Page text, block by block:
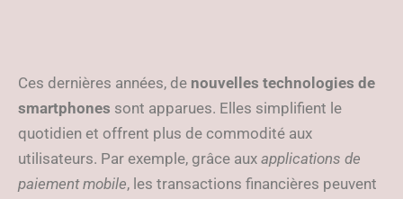
Ces dernières années, de nouvelles technologies de
smartphones sont apparues. Elles simplifient le
quotidien et offrent plus de commodité aux
utilisateurs. Par exemple, grâce aux applications de
paiement mobile, les transactions financières peuvent